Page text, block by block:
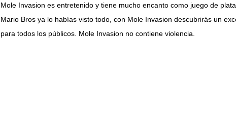
Mole Invasion es entretenido y tiene mucho encanto como juego de
Mario Bros ya lo habías visto todo, con Mole Invasion descubrirás un
para todos los públicos. Mole Invasion no contiene violencia.